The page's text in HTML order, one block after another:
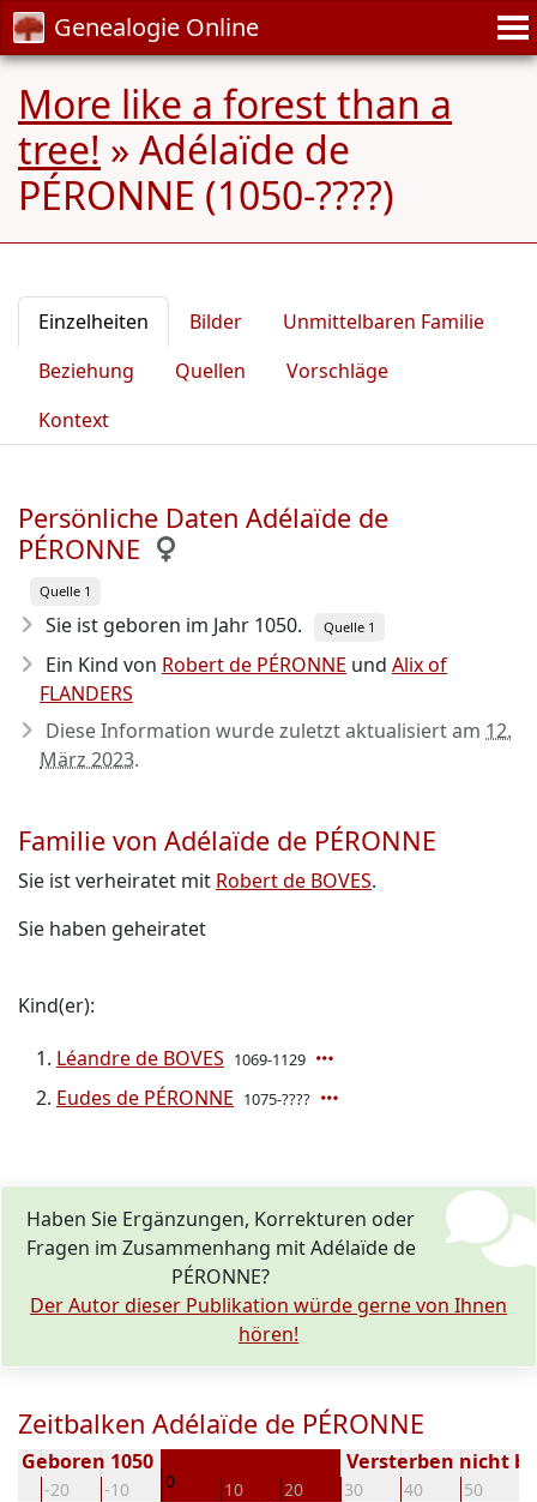
Genealogie Online
More like a forest than a
tree! » Adélaïde de
PÉRONNE (1050-????)
Einzelheiten Bilder
Unmittelbaren Familie
Beziehung
Quellen
Vorschläge
Kontext
Persönliche Daten Adélaïde de
PÉRONNE
Quelle 1
Sie ist geboren im Jahr 1050. Quelle 1
Ein Kind von Robert de PÉRONNE und Alix of
FLANDERS
Diese Information wurde zuletzt aktualisiert am 12.
März 2023.
Familie von Adélaïde de PÉRONNE
Sie ist verheiratet mit Robert de BOVES.
Sie haben geheiratet
Kind(er):
Léandre de BOVES 1069-1129
Eudes de PÉRONNE 1075-????
Haben Sie Ergänzungen, Korrekturen oder
Fragen im Zusammenhang mit Adélaïde de
PÉRONNE?
Der Autor dieser Publikation würde gerne von Ihnen
hören!
Zeitbalken Adélaïde de PÉRONNE
-20 -10 0 10 20 30 40 50
Geboren 1050 Versterben nicht